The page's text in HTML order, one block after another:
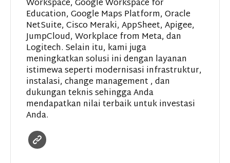
Workspace, Google Workspace for
Education, Google Maps Platform, Oracle
NetSuite, Cisco Meraki, AppSheet, Apigee,
JumpCloud, Workplace from Meta, dan
Logitech. Selain itu, kami juga
meningkatkan solusi ini dengan layanan
istimewa seperti modernisasi infrastruktur,
instalasi, change management , dan
dukungan teknis sehingga Anda
mendapatkan nilai terbaik untuk investasi
Anda.